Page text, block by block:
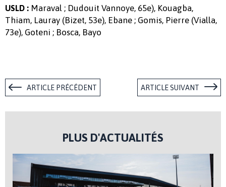
USLD : Maraval ; Dudouit Vannoye, 65e), Kouagba,
Thiam, Lauray (Bizet, 53e), Ebane ; Gomis, Pierre (Vialla,
73e), Goteni ; Bosca, Bayo
ARTICLE PRÉCÉDENT ARTICLE SUIVANT
PLUS D'ACTUALITÉS